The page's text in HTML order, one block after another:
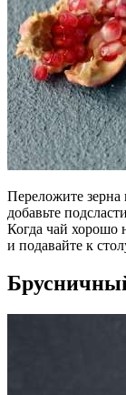
Переложите зерна
добавьте
Когда чай хорошо
и подавайте к